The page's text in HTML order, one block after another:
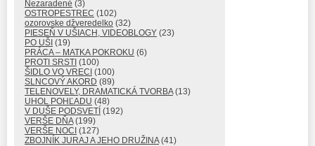
Nezaradené (3)
OSTROPESTREC (102)
ozorovske džveredelko (32)
PIESEŇ V UŠIACH, VIDEOBLOGY (23)
PO UŠI (19)
PRÁCA – MATKA POKROKU (6)
PROTI SRSTI (100)
ŠIDLO VO VRECI (100)
SLNCOVÝ AKORD (89)
TELENOVELY, DRAMATICKÁ TVORBA(13)
UHOL POHĽADU (48)
V DUŠE PODSVETÍ (192)
VERŠE DŇA(199)
VERŠE NOCI (127)
ZBOJNÍK JURAJ A JEHO DRUŽINA(41)